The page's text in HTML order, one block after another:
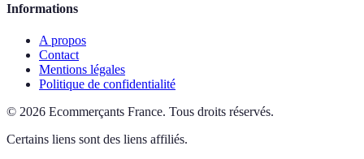
Informations
A propos
Contact
Mentions légales
Politique de confidentialité
© 2026 Ecommerçants France. Tous droits réservés.
Certains liens sont des liens affiliés.